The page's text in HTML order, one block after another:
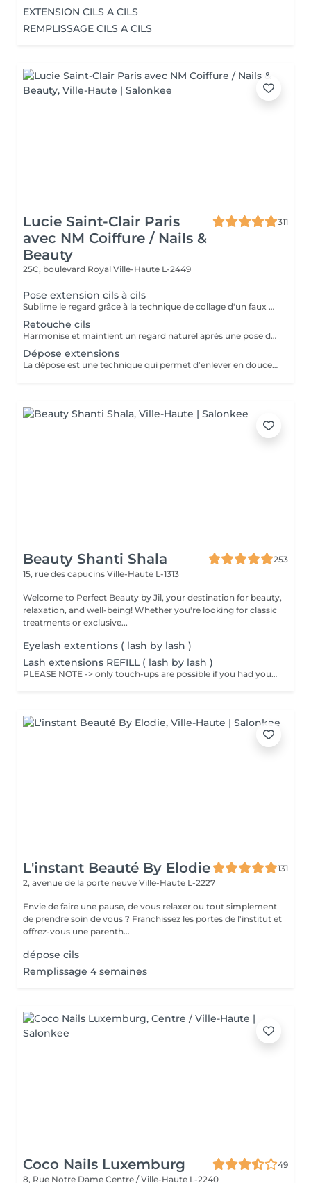
EXTENSION CILS A CILS
REMPLISSAGE CILS A CILS
Lucie Saint-Clair Paris
avec NM Coiffure / Nails &
Beauty
311
25C, boulevard Royal Ville-Haute L-2449
Pose extension cils à cils
Sublime le regard grâce à la technique de collage d'un faux cil sur chacun de vos cils naturels. Cette technique permet d'avoir un effet mascara sur mesure.
Retouche cils
Harmonise et maintient un regard naturel après une pose d'extension de cils à cils.
Dépose extensions
La dépose est une technique qui permet d'enlever en douceur vos extensions de cils.
Beauty Shanti Shala
253
15, rue des capucins Ville-Haute L-1313
Welcome to Perfect Beauty by Jil, your destination for beauty,
relaxation, and well-being! Whether you're looking for classic
treatments or exclusive...
Eyelash extentions ( lash by lash )
Lash extensions REFILL ( lash by lash )
PLEASE NOTE -> only touch-ups are possible if you had your first fitting done with us. First appointment please -> bokk a full fitting 155€ If you book anyway, your appointment will automatically be changed to an appointment for a full pose. 30-60 min -> 70-100 Euro
L'instant Beauté By Elodie
131
2, avenue de la porte neuve Ville-Haute L-2227
Envie de faire une pause, de vous relaxer ou tout simplement
de prendre soin de vous ? Franchissez les portes de l'institut et
offrez-vous une parenth...
dépose cils
Remplissage 4 semaines
Coco Nails Luxemburg
49
8, Rue Notre Dame Centre / Ville-Haute L-2240